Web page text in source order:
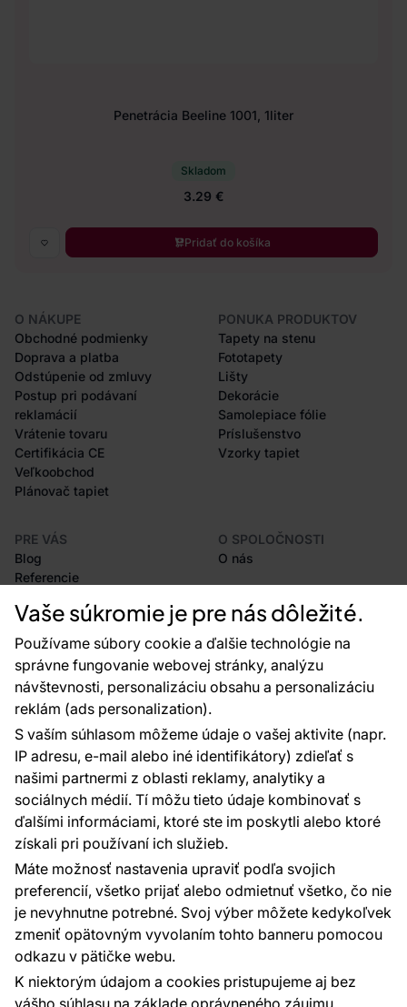
Vaše súkromie je pre nás dôležité.
Používame súbory cookie a ďalšie technológie na
správne fungovanie webovej stránky, analýzu
návštevnosti, personalizáciu obsahu a personalizáciu
reklám (ads personalization).
S vaším súhlasom môžeme údaje o vašej aktivite (napr.
IP adresu, e-mail alebo iné identifikátory) zdieľať s
našimi partnermi z oblasti reklamy, analytiky a
sociálnych médií. Tí môžu tieto údaje kombinovať s
ďalšími informáciami, ktoré ste im poskytli alebo ktoré
získali pri používaní ich služieb.
Máte možnosť nastavenia upraviť podľa svojich
preferencií, všetko prijať alebo odmietnuť všetko, čo nie
je nevyhnutne potrebné. Svoj výber môžete kedykoľvek
zmeniť opätovným vyvolaním tohto banneru pomocou
odkazu v pätičke webu.
K niektorým údajom a cookies pristupujeme aj bez
vášho súhlasu na základe oprávneného záujmu
Penetrácia Beeline 1001, 1liter
Skladom
3.29 €
Pridať do košíka
O NÁKUPE
Obchodné podmienky
Doprava a platba
Odstúpenie od zmluvy
Postup pri podávaní
reklamácií
Vrátenie tovaru
Certifikácia CE
Veľkoobchod
Plánovač tapiet
PONUKA PRODUKTOV
Tapety na stenu
Fototapety
Lišty
Dekorácie
Samolepiace fólie
Príslušenstvo
Vzorky tapiet
PRE VÁS
Blog
Referencie
Rady a tipy
Najčastejšie otázky
O SPOLOČNOSTI
O nás
Kontakty
Sme tu pre vás 24 hodín denne, 7 dní v
týždni
+420 777 004 021
info@vavex.cz
Vavex 1990 s.r.o., IČ: 26776251, DIČ: CZ26776251
Dělostřelecká 330, Příbram 261 01
Ďalšie kontakty
Platobné metódy:
Platby zaisťuje: